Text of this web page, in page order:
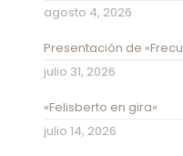
agosto 4, 2026
Presentación de
julio 31, 2026
«Felisberto en gira»
julio 14, 2026